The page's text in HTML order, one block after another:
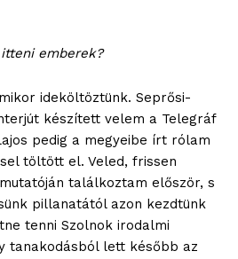
emberek?
ideköltöztünk. Seprősi-
készített velem a Telegráf
pedig a megyeibe írt rólam
töltött el. Veled, frissen
találkoztam először, s
pillanatától azon kezdtünk
tenni Szolnok irodalmi
tanakodásból lett később az